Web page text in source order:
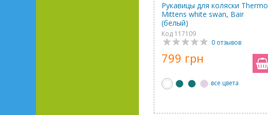
Рукавицы для коляски Thermo
Mittens white swan, Bair
(белый)
Код 117109
0 отзывов
799 грн
все цвета